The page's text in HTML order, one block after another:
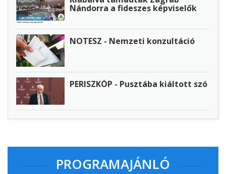
Nándorra a fideszes képviselők
NOTESZ - Nemzeti konzultáció
PERISZKÓP - Pusztába kiáltott szó
PROGRAMAJÁNLÓ